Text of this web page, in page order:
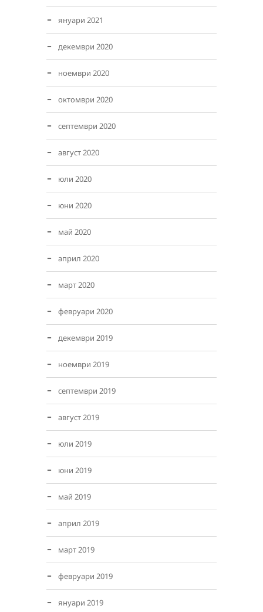
януари 2021
декември 2020
ноември 2020
октомври 2020
септември 2020
август 2020
юли 2020
юни 2020
май 2020
април 2020
март 2020
февруари 2020
декември 2019
ноември 2019
септември 2019
август 2019
юли 2019
юни 2019
май 2019
април 2019
март 2019
февруари 2019
януари 2019